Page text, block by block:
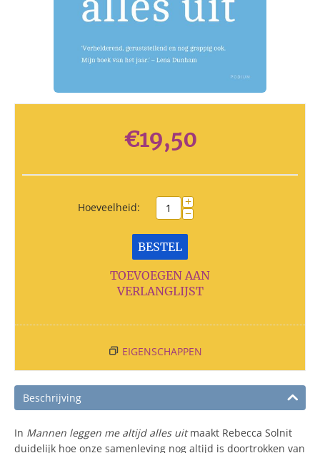
€19,50
Hoeveelheid: +
−
BESTEL
TOEVOEGEN AAN
VERLANGLIJST
EIGENSCHAPPEN
Beschrijving
In Mannen leggen me altijd alles uitmaakt Rebecca Solnit
duidelijk hoe onze samenleving nog altijd is doortrokken van